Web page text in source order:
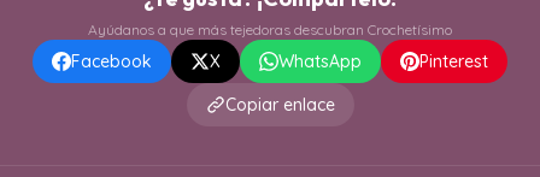
Ayúdanos a que más tejedoras descubran Crochetísimo
Facebook X WhatsApp
Pinterest
Copiar enlace